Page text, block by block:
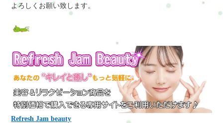
よろしくお願い致します。
Refresh Jam beauty